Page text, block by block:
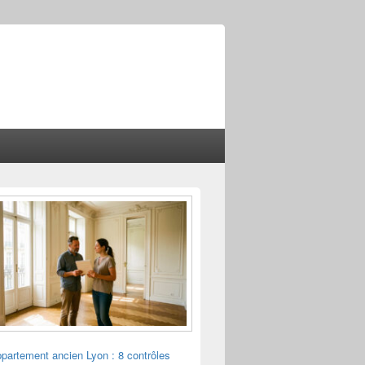
ancien Lyon : 8 contrôles